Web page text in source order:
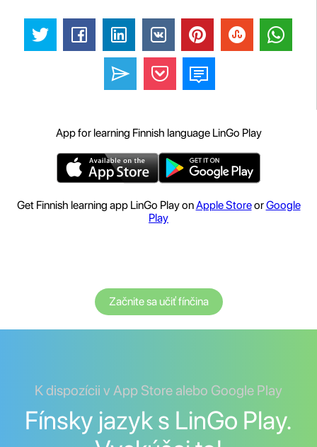
App for learning Finnish language LinGo Play
Get Finnish learning app LinGo Play onApple StoreorGoogle
Play
Začnite sa učiť fínčina
K dispozícii v App Store alebo Google Play
Fínsky jazyk s LinGo Play.